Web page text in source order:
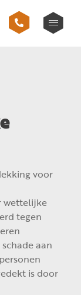
voor
wettelijke
tegen
aan
is door